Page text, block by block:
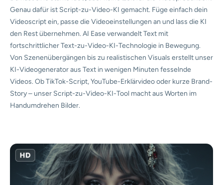
Genau dafür ist Script-zu-Video-KI gemacht. Füge einfach dein
Videoscript ein, passe die Videoeinstellungen an und lass die KI
den Rest übernehmen. AI Ease verwandelt Text mit
fortschrittlicher Text-zu-Video-KI-Technologie in Bewegung.
Von Szenenübergängen bis zu realistischen Visuals erstellt unser
KI-Videogenerator aus Text in wenigen Minuten fesselnde
Videos. Ob TikTok-Script, YouTube-Erklärvideo oder kurze Brand-
Story – unser Script-zu-Video-KI-Tool macht aus Worten im
Handumdrehen Bilder.